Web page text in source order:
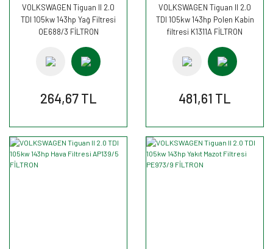
VOLKSWAGEN Tiguan II 2.0
TDI 105kw 143hp Yağ Filtresi
OE688/3 FİLTRON
264,67 TL
VOLKSWAGEN Tiguan II 2.0
TDI 105kw 143hp Polen Kabin
filtresi K1311A FİLTRON
481,61 TL